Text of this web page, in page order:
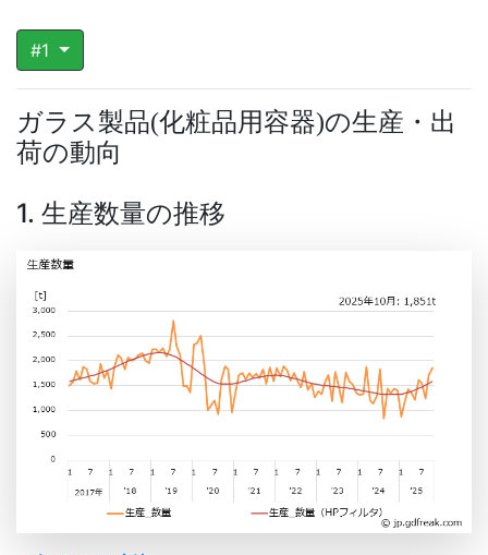
#1
ガラス製品(化粧品用容器)の生産・出
荷の動向
1. 生産数量の推移